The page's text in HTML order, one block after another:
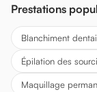
Prestations
Blanchiment
Épilation des
Maquillage